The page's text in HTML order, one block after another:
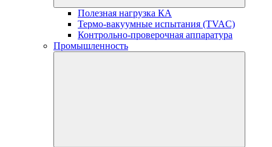
Полезная нагрузка КА
Термо-вакуумные испытания (TVAC)
Контрольно-проверочная аппаратура
Промышленность